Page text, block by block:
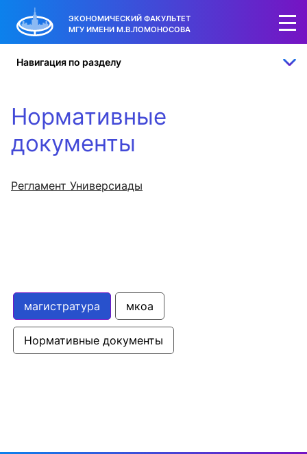
ЭКОНОМИЧЕСКИЙ ФАКУЛЬТЕТ
МГУ ИМЕНИ М.В.ЛОМОНОСОВА
Навигация по разделу
Нормативные
документы
Регламент Универсиады
магистратура мкоа
Нормативные документы